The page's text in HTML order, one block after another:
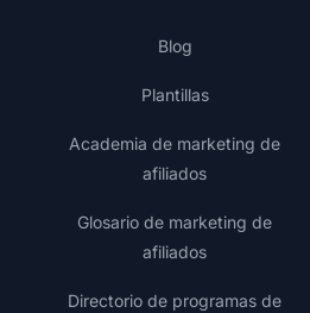
Blog
Plantillas
Academia de marketing de
afiliados
Glosario de marketing de
afiliados
Directorio de programas de